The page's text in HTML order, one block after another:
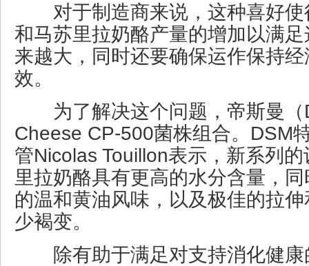
对于制造商来说，这种喜好使
和马苏里拉奶酪产量的增加以满
来越大，同时还要确保运作保持
效。
为了解决这个问题，帝斯曼（
Cheese CP-500菌株组合。DSM
管Nicolas Touillon表示，新系列
里拉奶酪具有更高的水分含量，
的温和黄油风味，以及极佳的拉
少褐变。
除有助于满足对支持消化健康